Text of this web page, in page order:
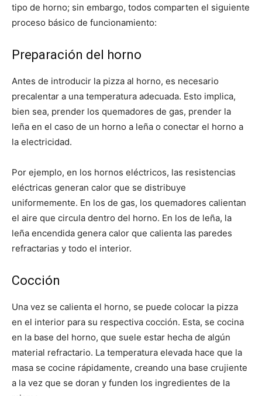
tipo de horno; sin embargo, todos comparten el siguiente
proceso básico de funcionamiento:
Preparación del horno
Antes de introducir la pizza al horno, es necesario
precalentar a una temperatura adecuada. Esto implica,
bien sea, prender los quemadores de gas, prender la
leña en el caso de un horno a leña o conectar el horno a
la electricidad.
Por ejemplo, en los hornos eléctricos, las resistencias
eléctricas generan calor que se distribuye
uniformemente. En los de gas, los quemadores calientan
el aire que circula dentro del horno. En los de leña, la
leña encendida genera calor que calienta las paredes
refractarias y todo el interior.
Cocción
Una vez se calienta el horno, se puede colocar la pizza
en el interior para su respectiva cocción. Esta, se cocina
en la base del horno, que suele estar hecha de algún
material refractario. La temperatura elevada hace que la
masa se cocine rápidamente, creando una base crujiente
a la vez que se doran y funden los ingredientes de la